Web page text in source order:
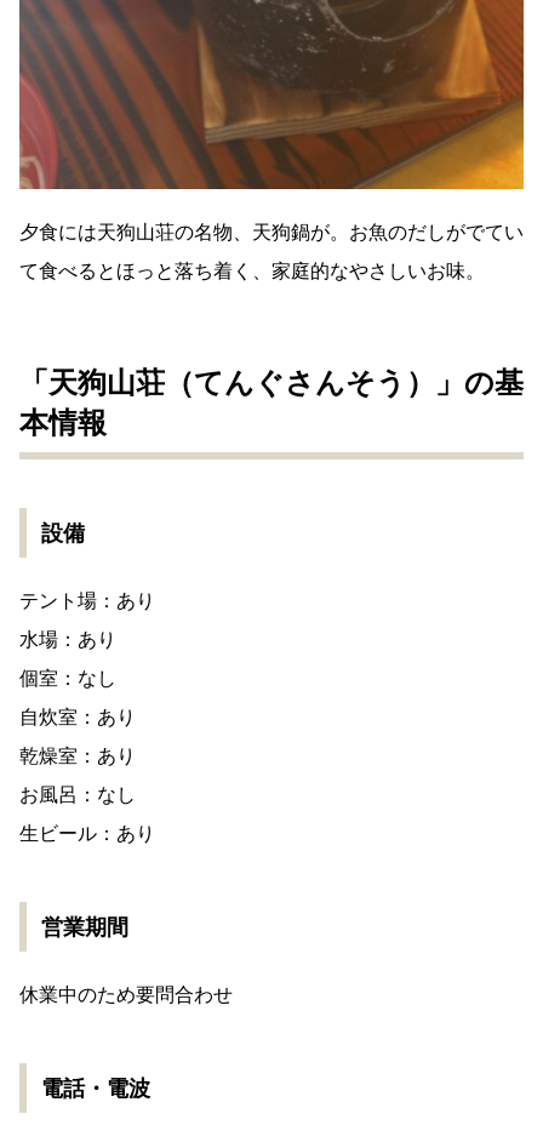
夕食には天狗山荘の名物、天狗鍋が。お魚のだしがでてい
て食べるとほっと落ち着く、家庭的なやさしいお味。
「天狗山荘（てんぐさんそう）」の基
本情報
設備
テント場：あり
水場：あり
個室：なし
自炊室：あり
乾燥室：あり
お風呂：なし
生ビール：あり
営業期間
休業中のため要問合わせ
電話・電波